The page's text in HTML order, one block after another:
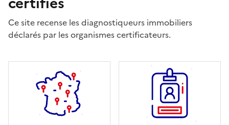
Ce site recense les diagnostiqueurs immobiliers
déclarés par les organismes certificateurs.